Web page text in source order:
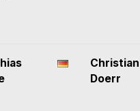
Christian
Doerr